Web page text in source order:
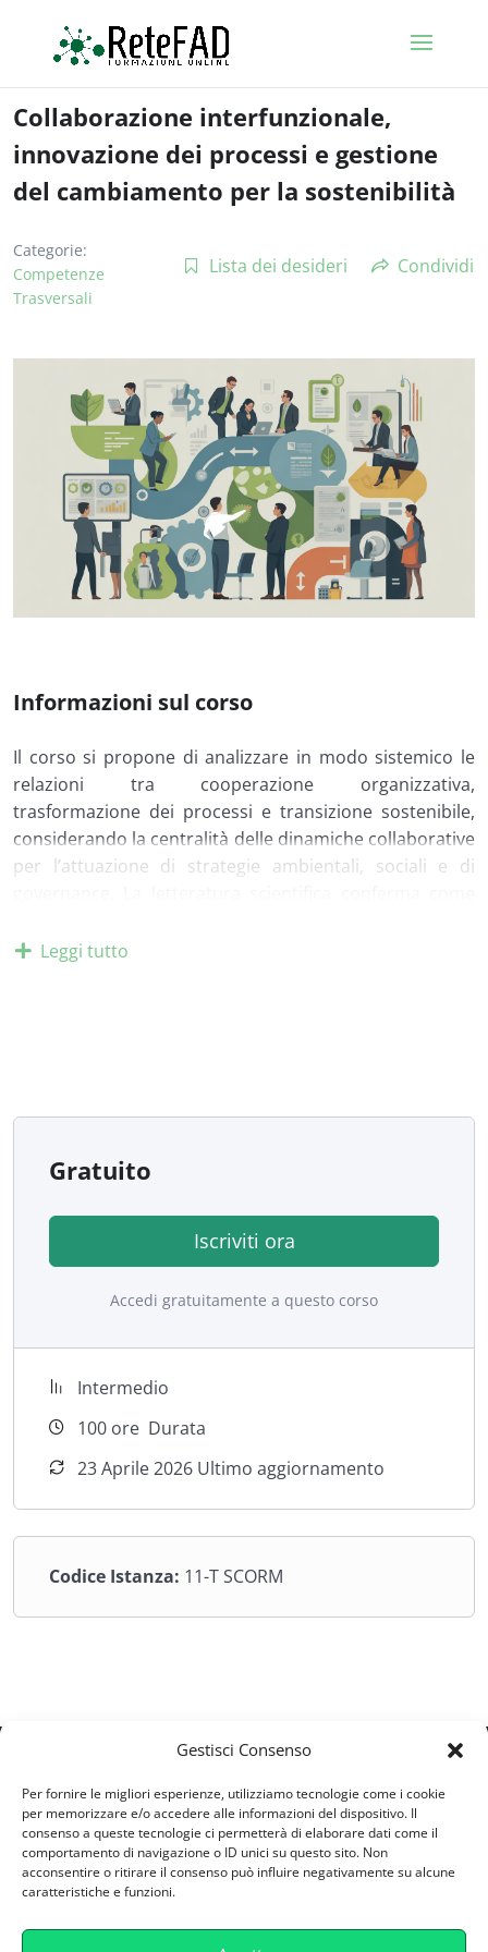
Gestisci Consenso
Per fornire le migliori esperienze, utilizziamo tecnologie come i cookie
per memorizzare e/o accedere alle informazioni del dispositivo. Il
consenso a queste tecnologie ci permetterà di elaborare dati come il
comportamento di navigazione o ID unici su questo sito. Non
acconsentire o ritirare il consenso può influire negativamente su alcune
caratteristiche e funzioni.
Collaborazione interfunzionale,
innovazione dei processi e gestione
del cambiamento per la sostenibilità
Categorie:
Competenze
Trasversali
Lista dei desideri Condividi
Informazioni sul corso
Il corso si propone di analizzare in modo sistemico le
relazioni tra cooperazione organizzativa,
trasformazione dei processi e transizione sostenibile,
considerando la centralità delle dinamiche collaborative
per l’attuazione di strategie ambientali, sociali e di
integrazione tra funzioni, un approccio coordinato alla
creazione di valore condiviso, gestione delle
performance e sviluppo di competenze collaborative. In
tale prospettiva, il corso affronta la sostenibilità non
come un ambito specialistico isolato, ma come un
insieme di trasformazioni organizzative che
coinvolgono processi, persone, cultura, tecnologie e
modelli di governance.
Leggi tutto
Gratuito
Iscriviti ora
Accedi gratuitamente a questo corso
Intermedio
100 ore Durata
23 Aprile 2026 Ultimo aggiornamento
Codice Istanza: 11-T SCORM
ESV S.R.L
Via Castellana 164/A - 30174 - Zelarino (VE)
Partita IVA: 04746800277
supporto@retefad.it
Cookie Policy